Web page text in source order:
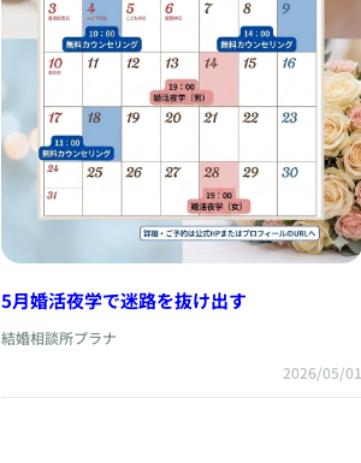
5月婚活夜学で迷路を抜け出す
結婚相談所プラナ
2026/05/01